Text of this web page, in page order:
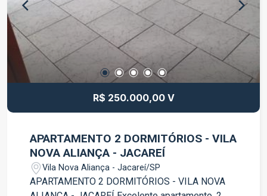
R$ 250.000,00 V
APARTAMENTO 2 DORMITÓRIOS - VILA
NOVA ALIANÇA - JACAREÍ
Vila Nova Aliança - Jacareí/SP
APARTAMENTO 2 DORMITÓRIOS - VILA NOVA